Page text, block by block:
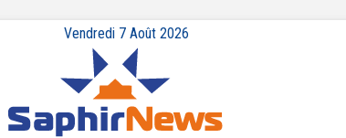
Vendredi 7 Août 2026